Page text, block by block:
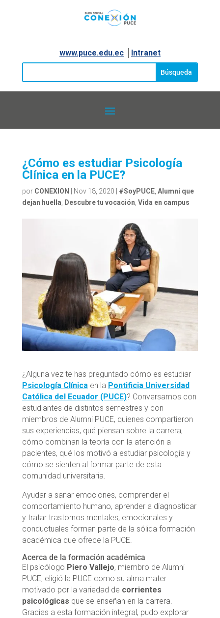
www.puce.edu.ec│ Intranet
¿Cómo es estudiar Psicología
Clínica en la PUCE?
por CONEXION Nov 18, 2020 #SoyPUCE, Alumni que
dejan huella, Descubre tu vocación, Vida en campus
¿Alguna vez te has preguntado cómo es estudiar
Psicología Clínicaen la Pontificia Universidad
Católica del Ecuador (PUCE)? Conversamos con
estudiantes de distintos semestres y con
miembros de Alumni PUCE, quienes compartieron
sus experiencias, qué piensan sobre la carrera,
cómo combinan la teoría con la atención a
pacientes, qué los motivó a estudiar psicología y
cómo se sienten al formar parte de esta
comunidad universitaria.
Ayudar a sanar emociones, comprender el
comportamiento humano, aprender a diagnosticar
y tratar trastornos mentales, emocionales y
conductuales forman parte de la sólida formación
académica que ofrece la PUCE.
Acerca de la formación académica
El psicólogo Piero Vallejo, miembro de Alumni
PUCE, eligió la PUCE como su alma mater
motivado por la variedad de corrientes
psicológicas que se enseñan en la carrera.
Gracias a esta formación integral, pudo explorar